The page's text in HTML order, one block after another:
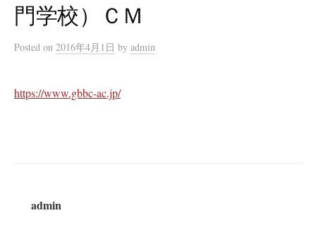
門学校）ＣＭ
Posted on 2016年4月1日 by admin
https://www.gbbc-ac.jp/
admin